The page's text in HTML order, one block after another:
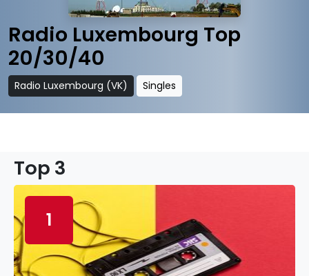
Radio Luxembourg Top
20/30/40
Radio Luxembourg (VK) Singles
Top 3
1